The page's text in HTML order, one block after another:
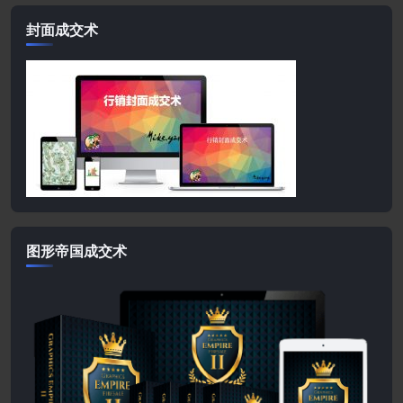
封面成交术
图形帝国成交术